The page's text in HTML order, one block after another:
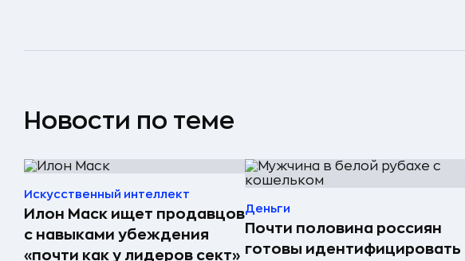
Новости по теме
Искусственный интеллект
Илон Маск ищет продавцов
с навыками убеждения
«почти как у лидеров сект»
Деньги
Почти половина россиян
готовы идентифицировать